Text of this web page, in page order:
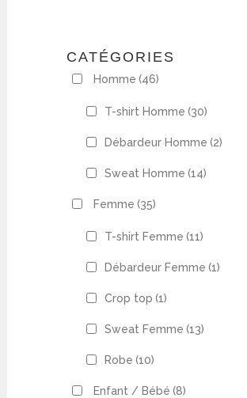
CATÉGORIES
Homme (46)
T-shirt Homme (30)
Débardeur Homme (2)
Sweat Homme (14)
Femme (35)
T-shirt Femme (11)
Débardeur Femme (1)
Crop top (1)
Sweat Femme (13)
Robe (10)
Enfant / Bébé (8)